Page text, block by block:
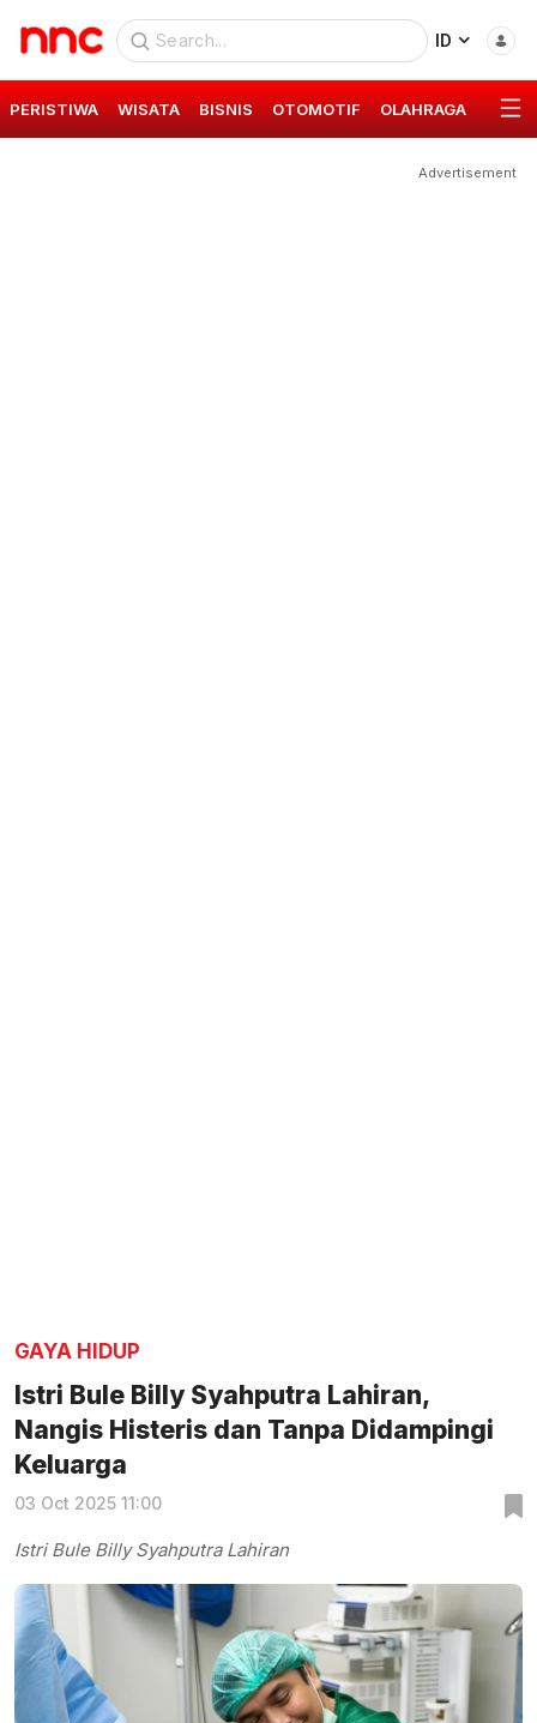
ID
PERISTIWA WISATA BISNIS OTOMOTIF OLAHRAGA GAYA
Advertisement
GAYA HIDUP
Istri Bule Billy Syahputra Lahiran,
Nangis Histeris dan Tanpa Didampingi
Keluarga
03 Oct 2025 11:00
Istri Bule Billy Syahputra Lahiran